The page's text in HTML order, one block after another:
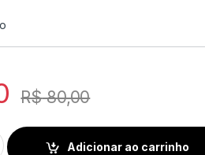
R$80,00
em cores – parte 2 quantity
Adicionar ao carrinho